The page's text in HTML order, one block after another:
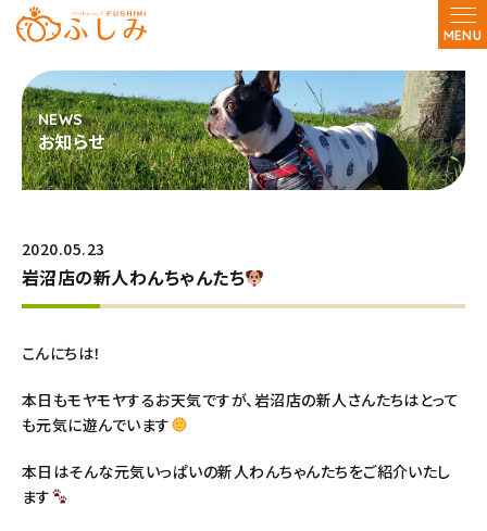
MENU
お知らせ
2020.05.23
岩沼店の新人わんちゃんたち
こんにちは！
本日もモヤモヤするお天気ですが、岩沼店の新人さんたちはとって
も元気に遊んでいます
本日はそんな元気いっぱいの新人わんちゃんたちをご紹介いたし
ます